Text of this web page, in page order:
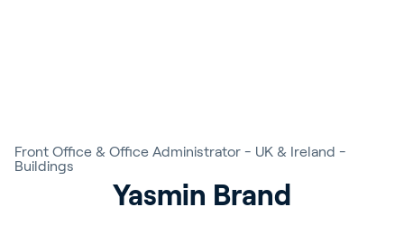
Front Office & Office Administrator - UK & Ireland -
Buildings
Yasmin Brand